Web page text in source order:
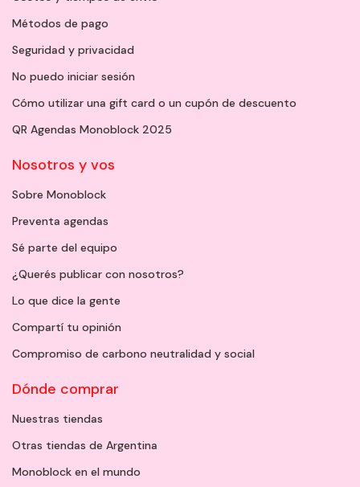
Métodos de pago
Seguridad y privacidad
No puedo iniciar sesión
Cómo utilizar una gift card o un cupón de descuento
QR Agendas Monoblock 2025
Nosotros y vos
Sobre Monoblock
Preventa agendas
Sé parte del equipo
¿Querés publicar con nosotros?
Lo que dice la gente
Compartí tu opinión
Compromiso de carbono neutralidad y social
Dónde comprar
Nuestras tiendas
Otras tiendas de Argentina
Monoblock en el mundo